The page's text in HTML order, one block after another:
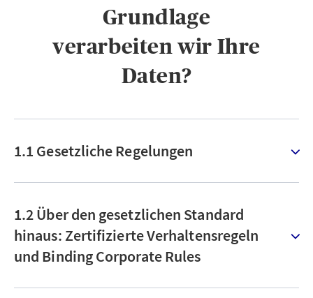
Grundlage
verarbeiten wir Ihre
Daten?
1.1 Gesetzliche Regelungen
1.2 Über den gesetzlichen Standard
hinaus: Zertifizierte Verhaltensregeln
und Binding Corporate Rules